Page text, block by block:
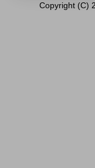
Copyright (C)